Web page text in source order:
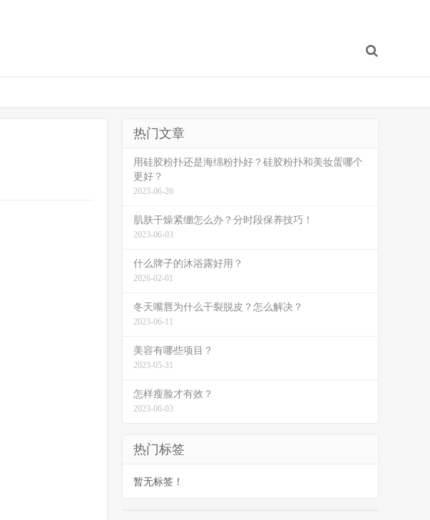
热门文章
用硅胶粉扑还是海绵粉扑好？硅胶粉扑和美妆蛋哪个
更好？
2023-06-26
肌肤干燥紧绷怎么办？分时段保养技巧！
2023-06-03
什么牌子的沐浴露好用？
2026-02-01
冬天嘴唇为什么干裂脱皮？怎么解决？
2023-06-11
美容有哪些项目？
2023-05-31
怎样瘦脸才有效？
2023-06-03
热门标签
暂无标签！